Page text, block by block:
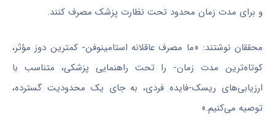
و برای مدت زمان محدود تحت نظارت پزشک مصرف کنند.
محققان نوشتند: «ما مصرف عاقلانه استامینوفن- کمترین دوز مؤثر،
کوتاه‌ترین مدت زمان- را تحت راهنمایی پزشکی، متناسب با
ارزیابی‌های ریسک-فایده فردی، به جای یک محدودیت گسترده،
توصیه می‌کنیم.»